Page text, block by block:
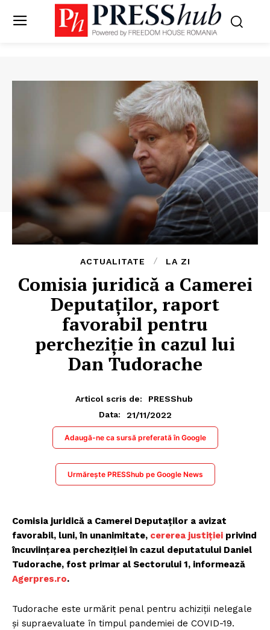
ACTUALITATE LA ZI
Comisia juridică a Camerei
Deputaților, raport
favorabil pentru
percheziţie în cazul lui
Dan Tudorache
Articol scris de:
PRESShub
Data:
21/11/2022
Adaugă-ne ca sursă preferată în Google
Urmărește PRESShub pe Google News
Comisia juridică a Camerei Deputaţilor a avizat
favorabil, luni, în unanimitate, cererea justiţiei privind
încuviinţarea percheziţiei în cazul deputatului Daniel
Tudorache, fost primar al Sectorului 1, informează
Agerpres.ro.
Tudorache este urmărit penal pentru achiziţii nelegale
şi supraevaluate în timpul pandemiei de COVID-19.